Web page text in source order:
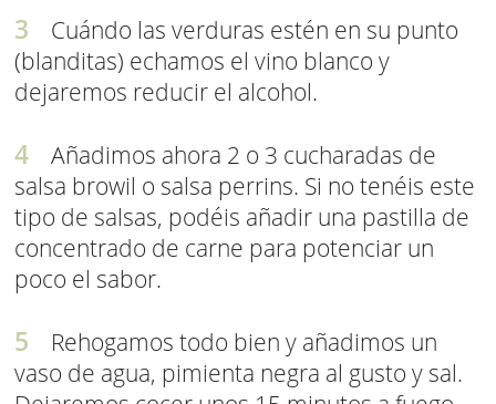
Cuándo las verduras estén en su punto
(blanditas) echamos el vino blanco y
dejaremos reducir el alcohol.
Añadimos ahora 2 o 3 cucharadas de
salsa browil o salsa perrins. Si no tenéis este
tipo de salsas, podéis añadir una pastilla de
concentrado de carne para potenciar un
poco el sabor.
Rehogamos todo bien y añadimos un
vaso de agua, pimienta negra al gusto y sal.